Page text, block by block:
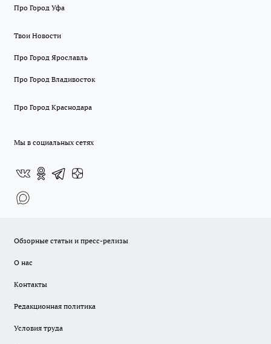
Про Город Уфа
Твои Новости
Про Город Ярославль
Про Город Владивосток
Про Город Краснодара
Мы в социальных сетях
Обзорные статьи и пресс-релизы
О нас
Контакты
Редакционная политика
Условия труда